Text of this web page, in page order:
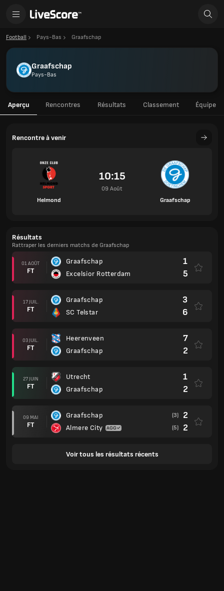
Football Pays-Bas Graafschap
Graafschap
Pays-Bas
Aperçu Rencontres Résultats Classement Équipe
Rencontre à venir
Helmond
10:15
09 Août
Graafschap
Résultats
Rattraper les derniers matchs de Graafschap
01 AOÛT
FT
Graafschap
Excelsior Rotterdam
1
5
17 JUIL.
FT
Graafschap
SC Telstar
3
6
03 JUIL.
FT
Heerenveen
Graafschap
7
2
27 JUIN
FT
Utrecht
Graafschap
1
2
09 MAI
FT
Graafschap
Almere City
(3) 2
(5) 2
Voir tous les résultats récents